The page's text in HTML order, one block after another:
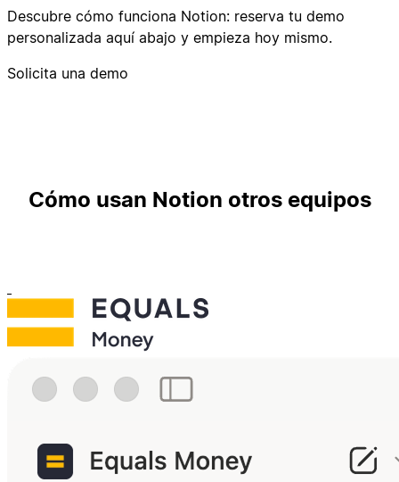
Descubre cómo funciona Notion: reserva tu demo
personalizada aquí abajo y empieza hoy mismo.
Solicita una demo
Cómo usan Notion otros equipos